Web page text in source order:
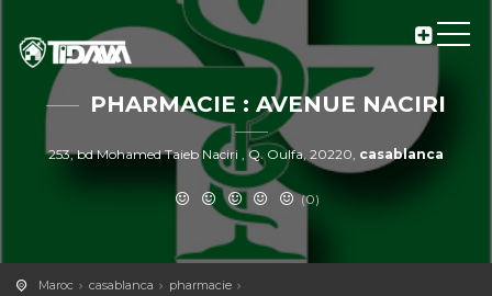
PHARMACIE : AVENUE NACIRI
253, bd Mohamed Taieb Naciri , Q. Oulfa, 20220, casablanca
(0)
Maroc casablanca
pharmacie